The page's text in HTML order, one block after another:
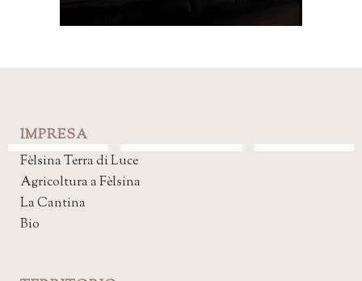
IMPRESA
Fèlsina Terra di Luce
Agricoltura a Fèlsina
La Cantina
Bio